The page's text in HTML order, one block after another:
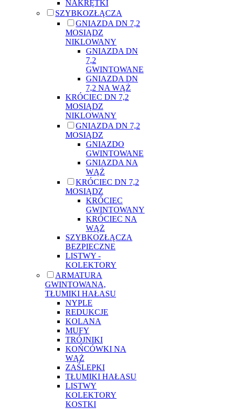
NAKRĘTKI
SZYBKOZŁĄCZA
GNIAZDA DN 7,2
MOSIĄDZ
NIKLOWANY
GNIAZDA DN
7,2
GWINTOWANE
GNIAZDA DN
7,2 NA WĄŻ
KRÓCIEC DN 7,2
MOSIĄDZ
NIKLOWANY
GNIAZDA DN 7,2
MOSIĄDZ
GNIAZDO
GWINTOWANE
GNIAZDA NA
WĄŻ
KRÓCIEC DN 7,2
MOSIĄDZ
KRÓCIEC
GWINTOWANY
KRÓCIEC NA
WĄŻ
SZYBKOZŁĄCZA
BEZPIECZNE
LISTWY -
KOLEKTORY
ARMATURA
GWINTOWANA,
TŁUMIKI HAŁASU
NYPLE
REDUKCJE
KOLANA
MUFY
TRÓJNIKI
KOŃCÓWKI NA
WĄŻ
ZAŚLEPKI
TŁUMIKI HAŁASU
LISTWY
KOLEKTORY
KOSTKI